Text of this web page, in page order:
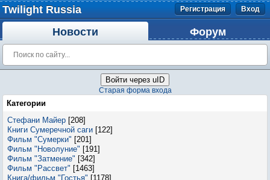
Twilight Russia Регистрация Вход
Новости Форум
Войти через uID
Старая форма входа
Категории
Стефани Майер [208]
Книги Сумеречной саги [122]
Фильм "Сумерки" [201]
Фильм "Новолуние" [191]
Фильм "Затмение" [342]
Фильм "Рассвет" [1463]
Книга/фильм "Гостья" [1178]